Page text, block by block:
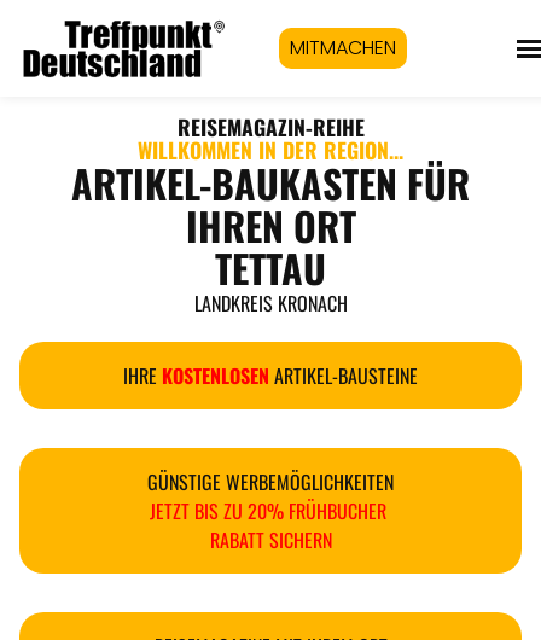
MITMACHEN
REISEMAGAZIN-REIHE
WILLKOMMEN IN DER REGION...
ARTIKEL-BAUKASTEN FÜR
IHREN ORT
TETTAU
LANDKREIS KRONACH
IHRE KOSTENLOSEN ARTIKEL-BAUSTEINE
GÜNSTIGE WERBEMÖGLICHKEITEN
JETZT BIS ZU 20% FRÜHBUCHER
RABATT SICHERN